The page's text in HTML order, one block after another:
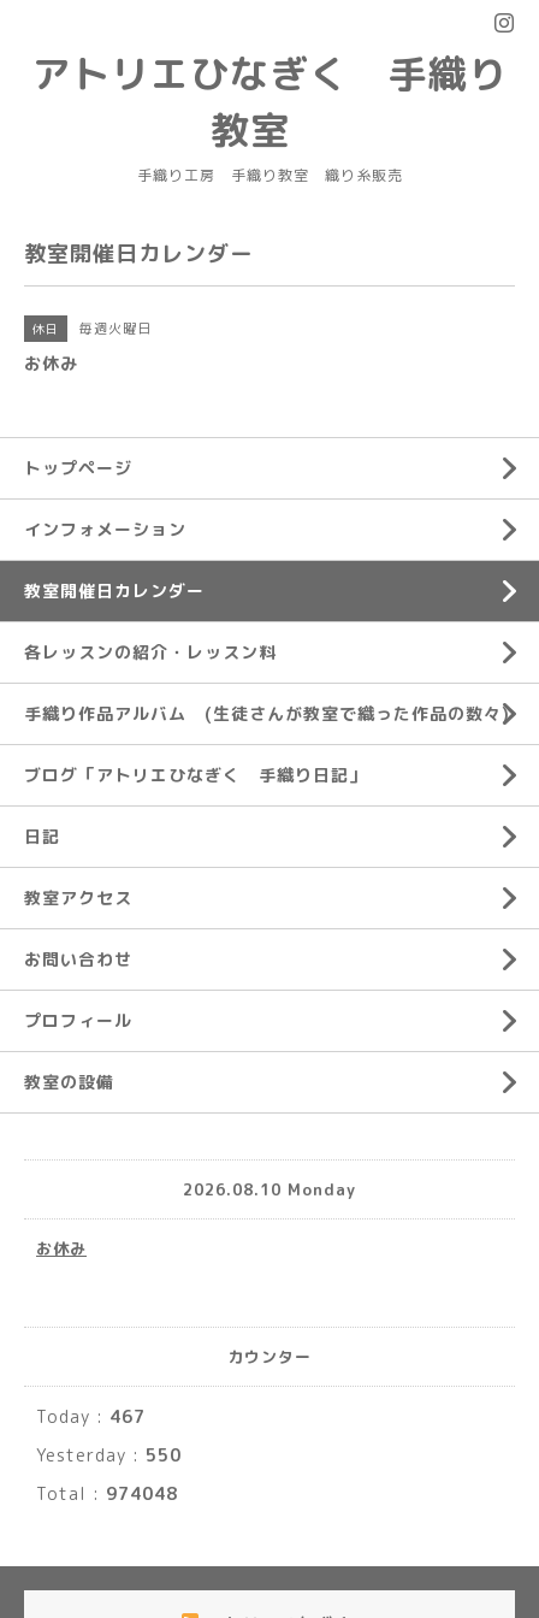
アトリエひなぎく 手織り
教室
手織り工房 手織り教室 織り糸販売
教室開催日カレンダー
休日 毎週火曜日
お休み
トップページ
インフォメーション
教室開催日カレンダー
各レッスンの紹介・レッスン料
手織り作品アルバム (生徒さんが教室で織った作品の数々)
ブログ「アトリエひなぎく 手織り日記」
日記
教室アクセス
お問い合わせ
プロフィール
教室の設備
2026.08.10 Monday
お休み
カウンター
Today : 467
Yesterday : 550
Total : 974048